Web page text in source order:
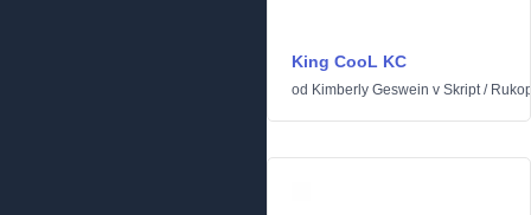
King CooL KC
od Kimberly Geswein v Skript/